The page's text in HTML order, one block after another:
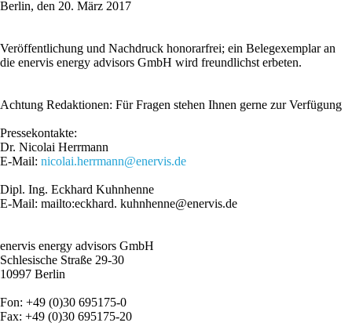
Berlin, den 20. März 2017
Veröffentlichung und Nachdruck honorarfrei; ein Belegexemplar an
die enervis energy advisors GmbH wird freundlichst erbeten.
Achtung Redaktionen: Für Fragen stehen Ihnen gerne zur Verfügung
Pressekontakte:
Dr. Nicolai Herrmann
E-Mail: nicolai.herrmann@enervis.de
Dipl. Ing. Eckhard Kuhnhenne
E-Mail: mailto:eckhard. kuhnhenne@enervis.de
enervis energy advisors GmbH
Schlesische Straße 29-30
10997 Berlin
Fon: +49 (0)30 695175-0
Fax: +49 (0)30 695175-20